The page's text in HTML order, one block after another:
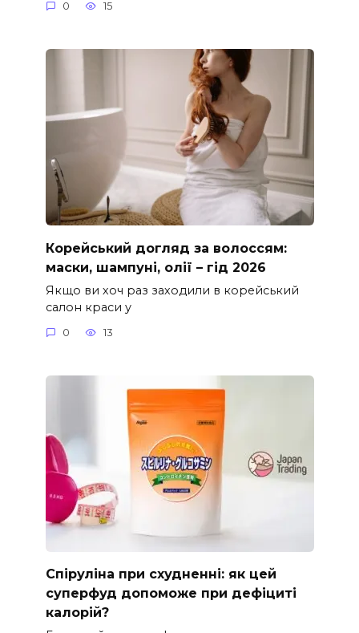
0 15
Корейський догляд за волоссям:
маски, шампуні, олії – гід 2026
Якщо ви хоч раз заходили в корейський
салон краси у
0 13
Спіруліна при схудненні: як цей
суперфуд допоможе при дефіциті
калорій?